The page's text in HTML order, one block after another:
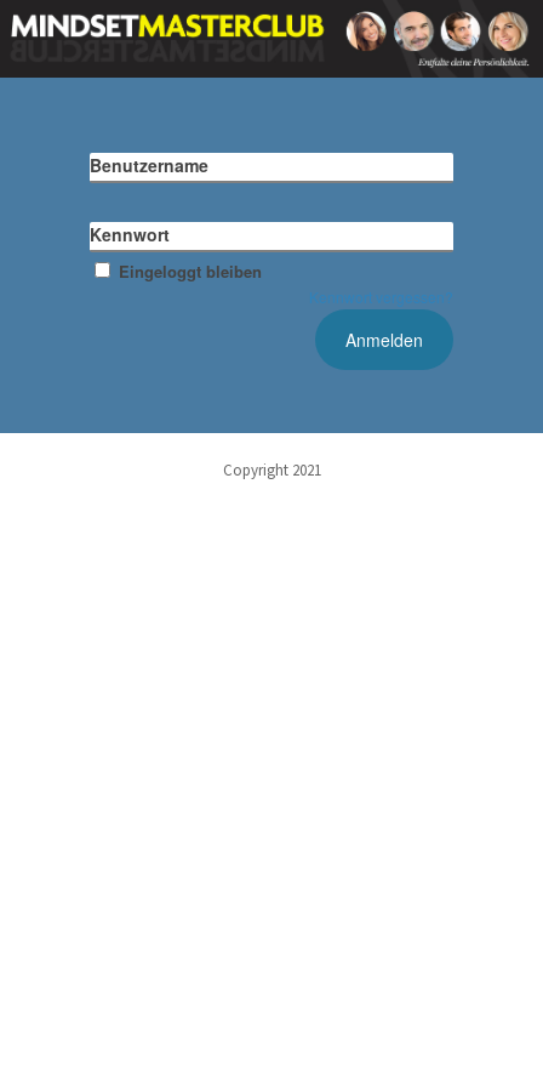
Benutzername
Kennwort
Eingeloggt bleiben
Kennwort vergessen?
Copyright 2021